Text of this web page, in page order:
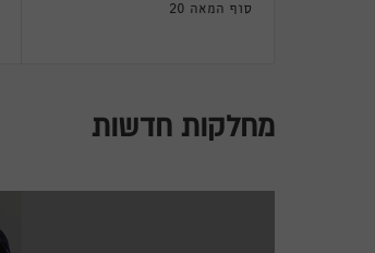
סוף המאה 20
מחלקות חדשות